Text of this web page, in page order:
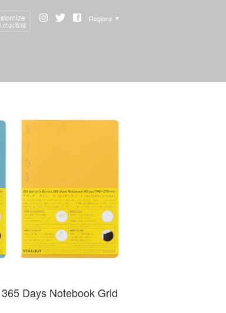
のお客様
Regions
Days Notebook Grid